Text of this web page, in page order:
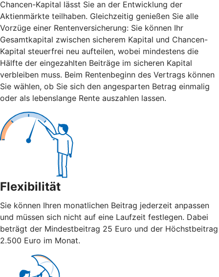
Chancen-Kapital lässt Sie an der Entwicklung der
Aktienmärkte teilhaben. Gleichzeitig genießen Sie alle
Vorzüge einer Rentenversicherung: Sie können Ihr
Gesamtkapital zwischen sicherem Kapital und Chancen-
Kapital steuerfrei neu aufteilen, wobei mindestens die
Hälfte der eingezahlten Beiträge im sicheren Kapital
verbleiben muss. Beim Rentenbeginn des Vertrags können
Sie wählen, ob Sie sich den angesparten Betrag einmalig
oder als lebenslange Rente auszahlen lassen.
Flexibilität
Sie können Ihren monatlichen Beitrag jederzeit anpassen
und müssen sich nicht auf eine Laufzeit festlegen. Dabei
beträgt der Mindestbeitrag 25 Euro und der Höchstbeitrag
2.500 Euro im Monat.